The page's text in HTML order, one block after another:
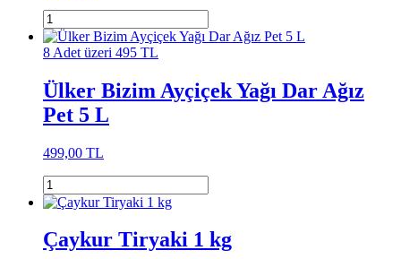
8 Adet üzeri 495 TL
Ülker Bizim Ayçiçek Yağı Dar Ağız
Pet 5 L
499,00 TL
Çaykur Tiryaki 1 kg